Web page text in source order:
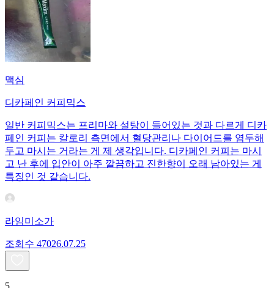
맥심
디카페인 커피믹스
일반 커피믹스는 프리마와 설탕이 들어있는 것과 다르게 디카
페인 커피는 칼로리 측면에서 혈당관리나 다이어드를 염두해
두고 마시는 거라는 게 제 생각입니다. 디카페인 커피는 마시
고 난 후에 입안이 아주 깔끔하고 진한향이 오래 남아있는 게
특징인 것 같습니다.
라임미소가
조회수 47026.07.25